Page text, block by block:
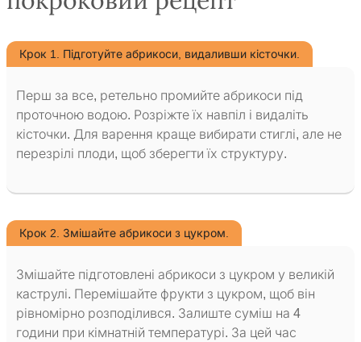
Крок 1. Підготуйте абрикоси, видаливши кісточки.
Перш за все, ретельно промийте абрикоси під
проточною водою. Розріжте їх навпіл і видаліть
кісточки. Для варення краще вибирати стиглі, але не
перезрілі плоди, щоб зберегти їх структуру.
Крок 2. Змішайте абрикоси з цукром.
Змішайте підготовлені абрикоси з цукром у великій
каструлі. Перемішайте фрукти з цукром, щоб він
рівномірно розподілився. Залиште суміш на 4
години при кімнатній температурі. За цей час